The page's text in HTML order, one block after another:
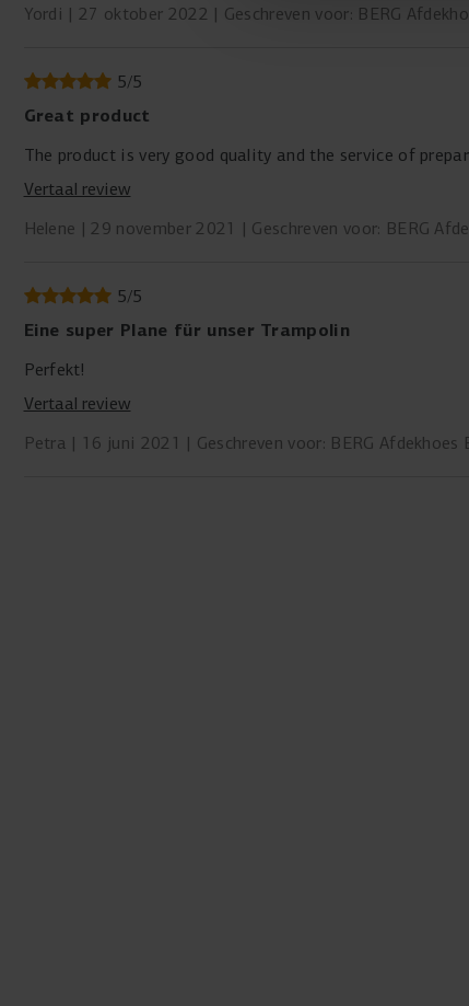
Yordi
27 oktober 2022 Geschreven voor: BERG
5/5
Great product
The product is very good quality and the service of
Vertaal review
Helene
29 november 2021 Geschreven voor: BERG
5/5
Eine super Plane für unser Trampolin
Perfekt!
Vertaal review
Petra
16 juni 2021 Geschreven voor: BERG